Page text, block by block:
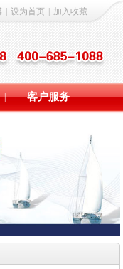
设为首页 加入收藏
| 客户服务